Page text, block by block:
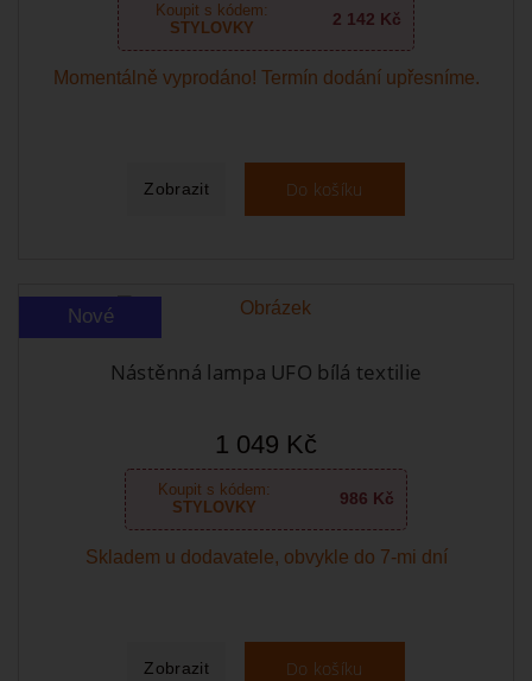
Koupit s kódem:
STYLOVKY
2 142 Kč
Momentálně vyprodáno! Termín dodání upřesníme.
Zobrazit Do košíku
Nové
Nástěnná lampa UFO bílá textilie
1 049 Kč
Koupit s kódem:
STYLOVKY
986 Kč
Skladem u dodavatele, obvykle do 7-mi dní
Zobrazit Do košíku